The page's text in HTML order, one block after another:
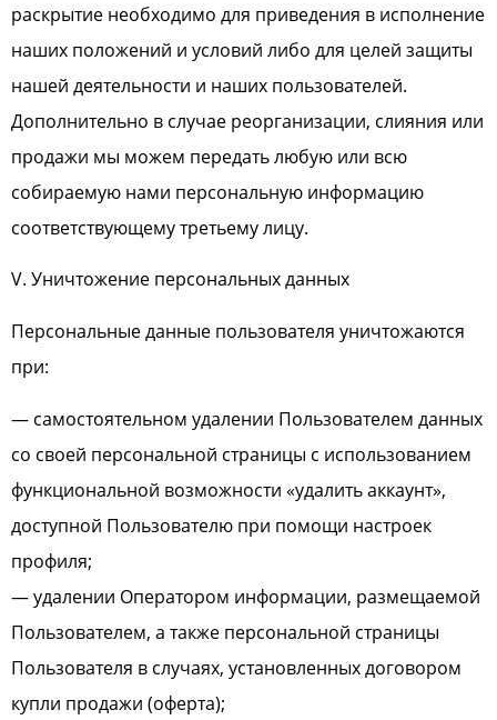
раскрытие необходимо для приведения в исполнение
наших положений и условий либо для целей защиты
нашей деятельности и наших пользователей.
Дополнительно в случае реорганизации, слияния или
продажи мы можем передать любую или всю
собираемую нами персональную информацию
соответствующему третьему лицу.
V. Уничтожение персональных данных
Персональные данные пользователя уничтожаются
при:
— самостоятельном удалении Пользователем данных
со своей персональной страницы с использованием
функциональной возможности «удалить аккаунт»,
доступной Пользователю при помощи настроек
профиля;
— удалении Оператором информации, размещаемой
Пользователем, а также персональной страницы
Пользователя в случаях, установленных договором
купли продажи (оферта);